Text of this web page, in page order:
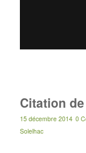
Citation
15 décembre 2014 0
Solelhac